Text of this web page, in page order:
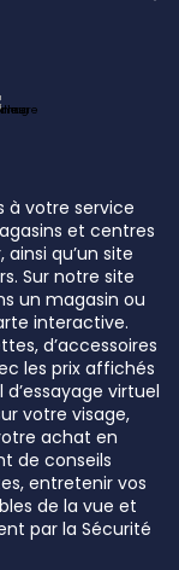
à votre service
et centres
qu’un site
Sur notre site
un magasin ou
interactive.
d’accessoires
les prix affichés
virtuel
votre visage,
achat en
de conseils
entretenir vos
de la vue et
par la Sécurité